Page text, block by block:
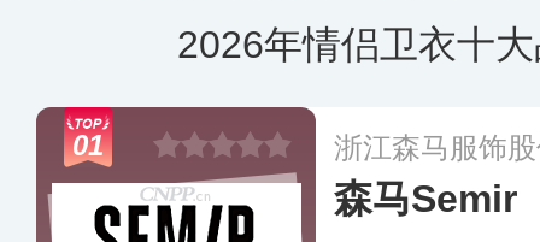
2026年情侣卫衣十
01 浙江森马服饰
森马Semir